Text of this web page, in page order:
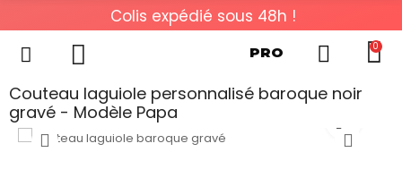
Colis expédié sous 48h !
PRO 0
Couteau laguiole personnalisé baroque noir
gravé - Modèle Papa